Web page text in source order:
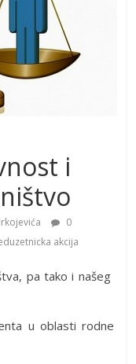
i
0
akcija
pa tako i našeg
u oblasti rodne